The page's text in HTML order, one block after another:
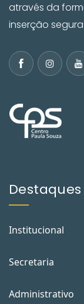
através da
inserção
Destaques
Institucional
Secretaria
Administrativo